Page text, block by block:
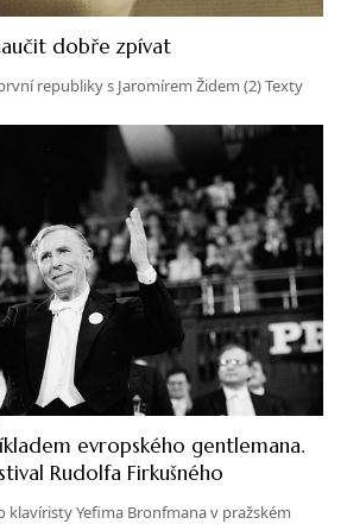
dobře zpívat
republiky s Jaromírem Židem (2) Texty
evropského gentlemana.
Rudolfa Firkušného
klavíristy Yefima Bronfmana v pražském